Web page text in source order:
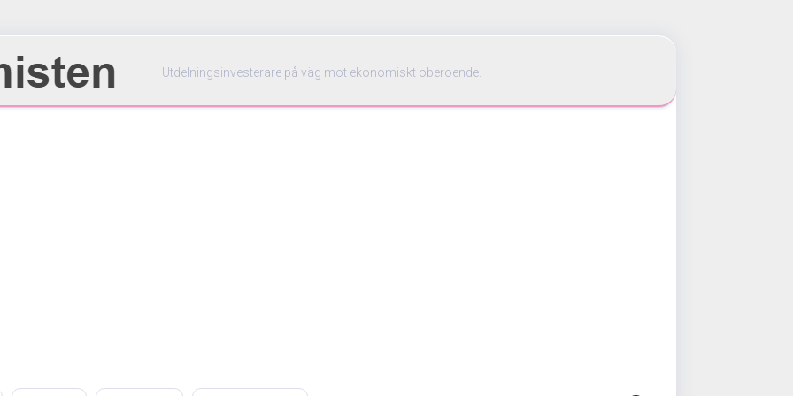
Utdelningsinvesterare på väg mot ekonomiskt oberoende.